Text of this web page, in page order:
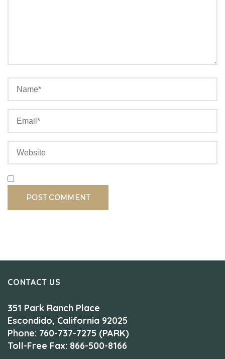
CONTACT US
351 Park Ranch Place
Escondido, California 92025
Phone: 760-737-7275 (PARK)
Toll-Free Fax: 866-500-8166